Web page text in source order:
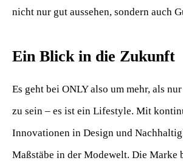
nicht nur gut aussehen, sondern auch
Ein Blick in die Zukunft
Es geht bei ONLY also um mehr, als
zu sein – es ist ein Lifestyle. Mit
Innovationen in Design und
Maßstäbe in der Modewelt. Die Marke